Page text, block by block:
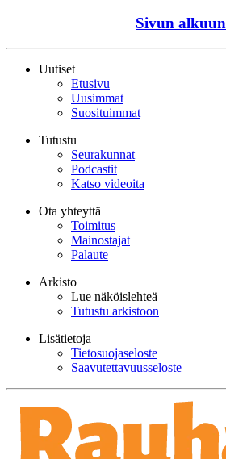
Sivun alkuun
Uutiset
Etusivu
Uusimmat
Suosituimmat
Tutustu
Seurakunnat
Podcastit
Katso videoita
Ota yhteyttä
Toimitus
Mainostajat
Palaute
Arkisto
Lue näköislehteä
Tutustu arkistoon
Lisätietoja
Tietosuojaseloste
Saavutettavuusseloste